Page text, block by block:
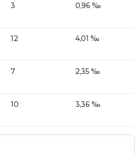
3 0,96 ‰
12 4,01 ‰
7 2,35 ‰
10 3,36 ‰